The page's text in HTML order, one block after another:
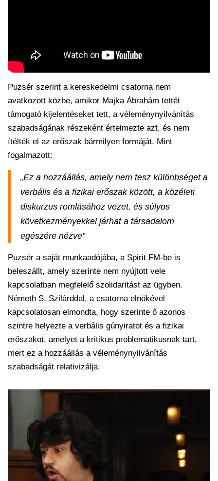
Puzsér szerint a kereskedelmi csatorna nem
avatkozott közbe, amikor Majka Ábrahám tettét
támogató kijelentéseket tett, a véleménynyilvánítás
szabadságának részeként értelmezte azt, és nem
ítélték el az erőszak bármilyen formáját. Mint
fogalmazott:
„Ez a hozzáállás, amely nem tesz különbséget a
verbális és a fizikai erőszak között, a közéleti
diskurzus romlásához vezet, és súlyos
következményekkel járhat a társadalom
egészére nézve”
Puzsér a saját munkaadójába, a Spirit FM-be is
beleszállt, amely szerinte nem nyújtott vele
kapcsolatban megfelelő szolidaritást az ügyben.
Németh S. Szilárddal, a csatorna elnökével
kapcsolatosan elmondta, hogy szerinte ő azonos
szintre helyezte a verbális gúnyiratot és a fizikai
erőszakot, amelyet a kritikus problematikusnak tart,
mert ez a hozzáállás a véleménynyilvánítás
szabadságát relativizálja.